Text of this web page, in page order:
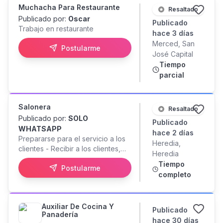
cuando se hace producción.
Muchacha Para Restaurante
Publicado por: Oscar
Trabajo en restaurante
Postularme
Resaltado
Publicado
hace 3 días
Merced, San
José Capital
Tiempo
parcial
Salonera
Publicado por: SOLO
WHATSAPP
Prepararse para el servicio a los
clientes - Recibir a los clientes,
dar la bienvenida y ubicar a los
clientes - Debe tener limpias y
listas las mesas - Tomar ó
dar la bienvenida y ubicar a los
clientes - Debe tener limpias y
Postularme
Resaltado
Publicado
hace 2 días
Heredia,
Heredia
Tiempo
completo
Auxiliar De Cocina Y
Panadería
Publicado
hace 30 días